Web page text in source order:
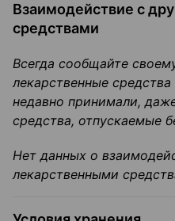
Взаимодействие с
средствами
Всегда сообщайте
лекарственные
недавно принимали,
средства, отпускаемые
Нет данных о
лекарственными